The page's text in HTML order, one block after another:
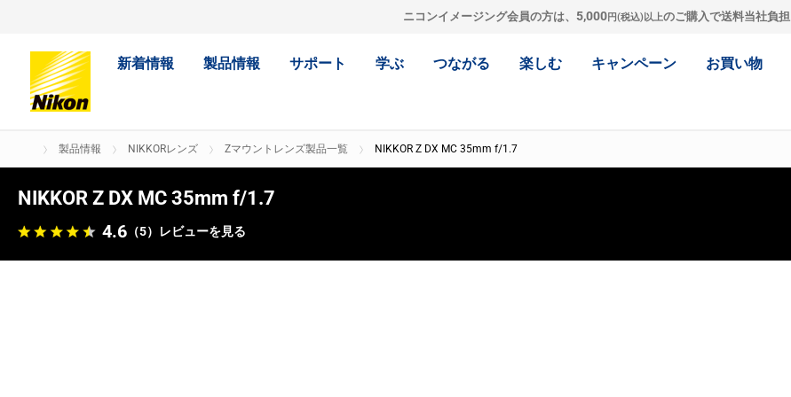
ニコンイメージング会員の方は、 5,000円(税込)以上のご購入で送料当社負担
新着情報 製品情報 サポート 学ぶ つながる 楽しむ キャンペーン お買い物
製品情報 NIKKORレンズ Zマウントレンズ製品一覧 NIKKOR Z DX MC 35mm f/1.7
NIKKOR Z DX MC 35mm f/1.7
4.6 （5） レビューを見る